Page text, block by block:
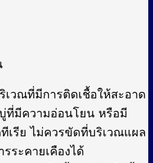
วณที่มีการติดเชื้อให้สะอาด
ที่มีความอ่อนโยน หรือมี
รีย ไม่ควรขัดที่บริเวณแผล
รระคายเคืองได้